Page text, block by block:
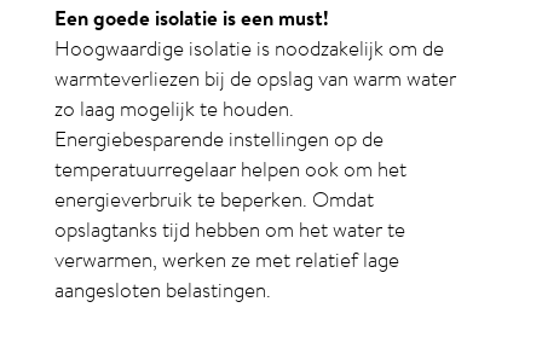
Een goede isolatie is een must!
Hoogwaardige isolatie is noodzakelijk om de
warmteverliezen bij de opslag van warm water
zo laag mogelijk te houden.
Energiebesparende instellingen op de
temperatuurregelaar helpen ook om het
energieverbruik te beperken. Omdat
opslagtanks tijd hebben om het water te
verwarmen, werken ze met relatief lage
aangesloten belastingen.